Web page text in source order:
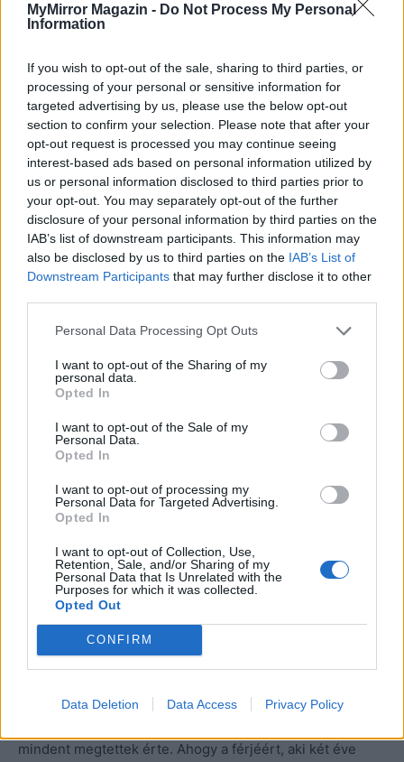
MyMirror Magazin - Do Not Process My Personal
Information
If you wish to opt-out of the sale, sharing to third parties, or
processing of your personal or sensitive information for
targeted advertising by us, please use the below opt-out
section to confirm your selection. Please note that after your
opt-out request is processed you may continue seeing
interest-based ads based on personal information utilized by
us or personal information disclosed to third parties prior to
your opt-out. You may separately opt-out of the further
disclosure of your personal information by third parties on the
IAB’s list of downstream participants. This information may
also be disclosed by us to third parties on the IAB’s List of
Downstream Participants that may further disclose it to other
Personal Data Processing Opt Outs
I want to opt-out of the Sharing of my
personal data.
Opted In
I want to opt-out of the Sale of my
Personal Data.
Opted In
I want to opt-out of processing my
Personal Data for Targeted Advertising.
Opted In
I want to opt-out of Collection, Use,
Retention, Sale, and/or Sharing of my
Personal Data that Is Unrelated with the
Purposes for which it was collected.
Opted Out
CONFIRM
Data Deletion Data Access Privacy Policy
hang a torkán. Kétszer nekifutott, mire megmondta,
kicsoda, és ki miatt jött.
– Sajnálom, de ön nem a hozzátartozója, nem
segíthetek!– mondta a szintén ideges kis hölgy. Látszott
rajta, hogy unja már a sok hozzátartozót, a munkáját, és
talán az egész életét. Megrántotta a vállát, és már fordult
is el, hogy elmélyedjen a monitor adta munkák vagy
lehetőségek tengerében, amikor Anna akkorát csapott a
plexiüvegre, hogy csattant.
– Nem, ne gondolja, hogy csak így lerázhat! – kiáltotta.
közöm nem lenne hozzá! Azonnal mondjon valamit,
mert olyan cirkuszt csinálok, hogy magam is
megbánom.
A fiatal hölgy, habár megszokhatta már a látogatók
reakcióit, bólintott.
– Üljön le, mindjárt jön valaki!– mondta valamivel
kedvesebben.
Anna, aki önmagából kivetkőzve kiabált még egy
helyet foglalni, ahol majd kíméletesen közlik vele, hogy
mindent megtettek érte. Ahogy a férjéért, aki két éve